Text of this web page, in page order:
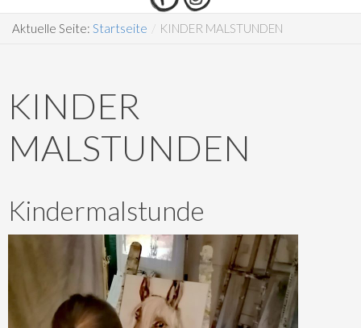
Aktuelle Seite: Startseite / KINDER MALSTUNDEN
KINDER
MALSTUNDEN
Kindermalstunde